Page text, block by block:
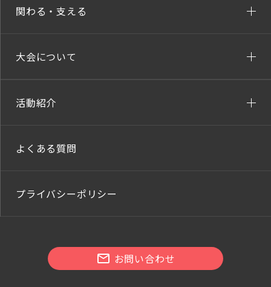
関わる・支える
大会について
活動紹介
よくある質問
プライバシーポリシー
お問い合わせ